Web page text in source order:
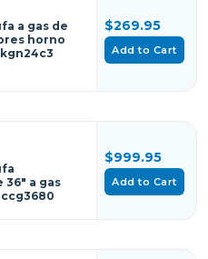
a gas de
horno
$269.95
Add to Cart
36" a gas
$999.95
Add to Cart